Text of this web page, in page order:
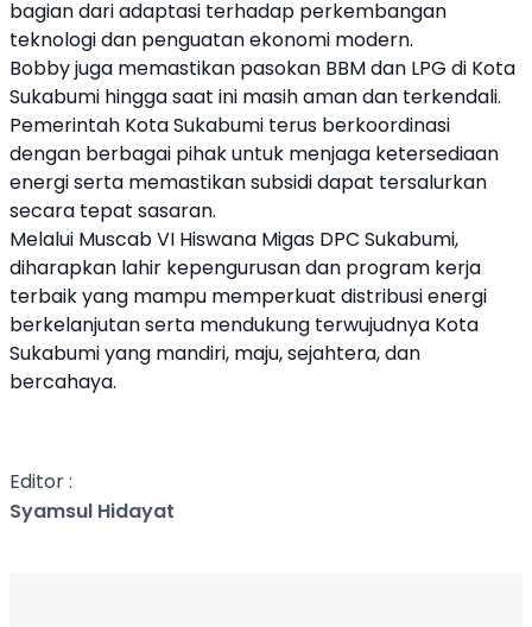
bagian dari adaptasi terhadap perkembangan
teknologi dan penguatan ekonomi modern.
Bobby juga memastikan pasokan BBM dan LPG di Kota
Sukabumi hingga saat ini masih aman dan terkendali.
Pemerintah Kota Sukabumi terus berkoordinasi
dengan berbagai pihak untuk menjaga ketersediaan
energi serta memastikan subsidi dapat tersalurkan
secara tepat sasaran.
Melalui Muscab VI Hiswana Migas DPC Sukabumi,
diharapkan lahir kepengurusan dan program kerja
terbaik yang mampu memperkuat distribusi energi
berkelanjutan serta mendukung terwujudnya Kota
Sukabumi yang mandiri, maju, sejahtera, dan
bercahaya.
Editor :
Syamsul Hidayat